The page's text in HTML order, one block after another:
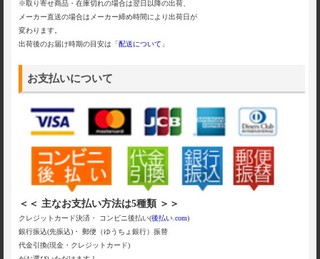
※取り寄せ商品・在庫切れの場合は翌日以降の出荷、
メーカー直送の場合はメーカー締め時間により出荷日が
変わります。
出荷後のお届け時期の目安は「配送について 」
お支払いについて
＜＜ 主なお支払い方法は5種類 ＞＞
クレジットカード決済・ コンビニ後払い(後払い.com)
銀行振込(先振込)・ 郵便（ゆうちょ銀行）振替
代金引換(現金・クレジットカード)